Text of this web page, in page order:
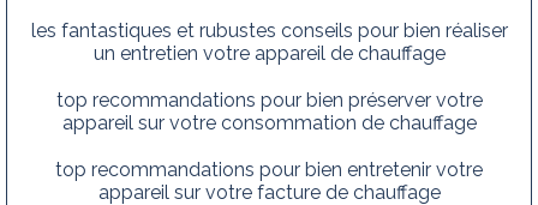
les fantastiques et rubustes conseils pour bien réaliser
un entretien votre appareil de chauffage
top recommandations pour bien préserver votre
appareil sur votre consommation de chauffage
top recommandations pour bien entretenir votre
appareil sur votre facture de chauffage